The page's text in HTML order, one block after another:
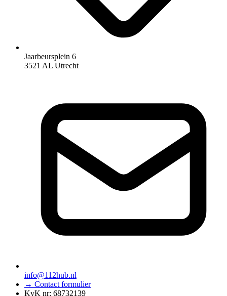
Jaarbeursplein 6
3521 AL Utrecht
info@112hub.nl
→ Contact formulier
KvK nr: 68732139